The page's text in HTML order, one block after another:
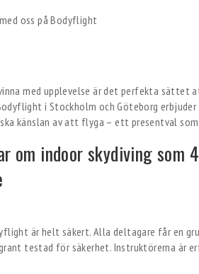
med upplevelse är det perfekta sättet
i Stockholm och Göteborg
känslan av att flyga – ett presentval
om indoor skydiving som
är helt säkert. Alla deltagare får en
testad för säkerhet. Instruktörerna är